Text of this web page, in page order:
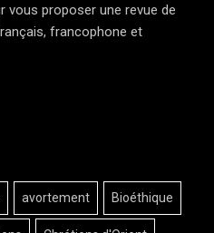
vous proposer une revue de
francophone et
avortement Bioéthique